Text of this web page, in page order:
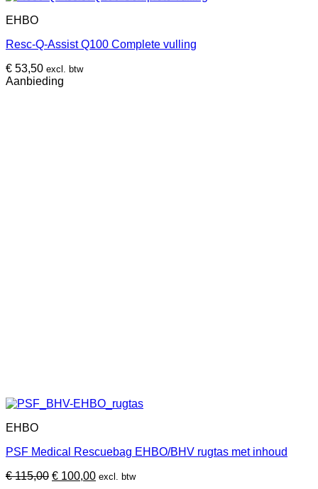
EHBO
Resc-Q-Assist Q100 Complete vulling
€ 53,50 excl. btw
Aanbieding
EHBO
PSF Medical Rescuebag EHBO/BHV rugtas met inhoud
€115,00 Oorspronkelijke
€ 100,00Huidige
excl. btw